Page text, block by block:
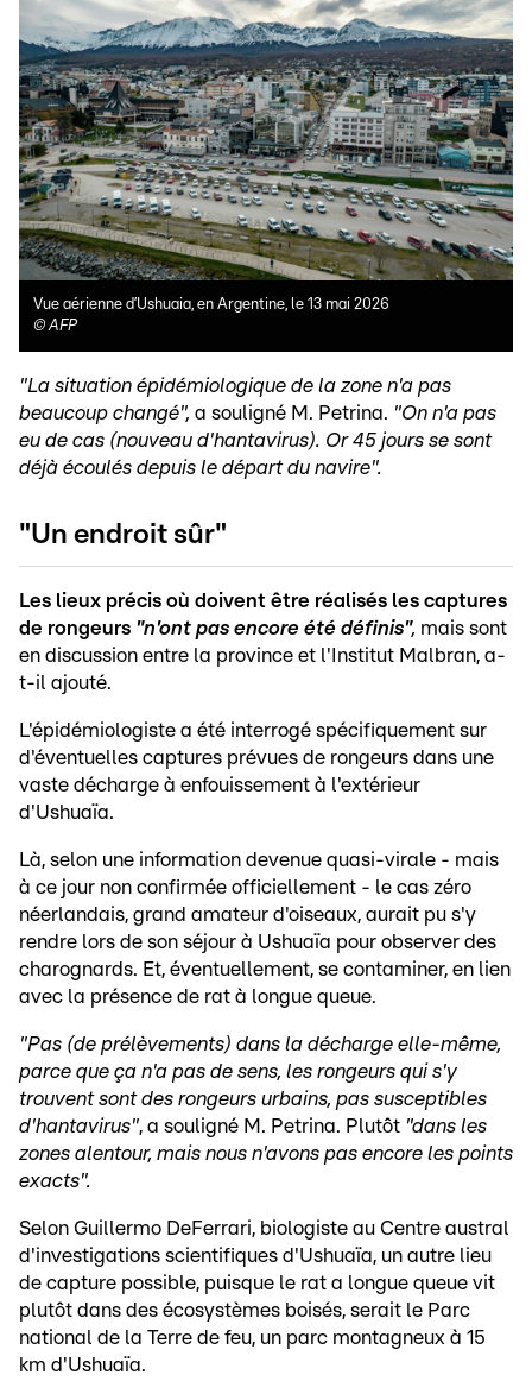
Vue aérienne d’Ushuaia, en Argentine, le 13 mai 2026
©AFP
"La situation épidémiologique de la zone n'a pas
beaucoup changé", a souligné M. Petrina. "On n'a pas
eu de cas (nouveau d'hantavirus). Or 45 jours se sont
déjà écoulés depuis le départ du navire".
"Un endroit sûr"
Les lieux précis où doivent être réalisés les captures
de rongeurs "n'ont pas encore été définis", mais sont
en discussion entre la province et l'Institut Malbran, a-
t-il ajouté.
L'épidémiologiste a été interrogé spécifiquement sur
d'éventuelles captures prévues de rongeurs dans une
vaste décharge à enfouissement à l'extérieur
d'Ushuaïa.
Là, selon une information devenue quasi-virale - mais
à ce jour non confirmée officiellement - le cas zéro
néerlandais, grand amateur d'oiseaux, aurait pu s'y
rendre lors de son séjour à Ushuaïa pour observer des
charognards. Et, éventuellement, se contaminer, en lien
avec la présence de rat à longue queue.
"Pas (de prélèvements) dans la décharge elle-même,
parce que ça n'a pas de sens, les rongeurs qui s'y
trouvent sont des rongeurs urbains, pas susceptibles
d'hantavirus", a souligné M. Petrina. Plutôt "dans les
zones alentour, mais nous n'avons pas encore les points
exacts".
Selon Guillermo DeFerrari, biologiste au Centre austral
d'investigations scientifiques d'Ushuaïa, un autre lieu
de capture possible, puisque le rat a longue queue vit
plutôt dans des écosystèmes boisés, serait le Parc
national de la Terre de feu, un parc montagneux à 15
km d'Ushuaïa.